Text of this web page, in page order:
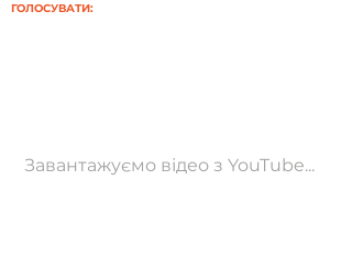
ГОЛОСУВАТИ:
Завантажуємо відео з YouTube...